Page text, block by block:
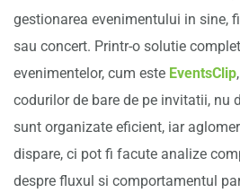
gestionarea evenimentului in sine,
sau concert. Printr-o solutie
evenimentelor, cum este EventsClip
codurilor de bare de pe invitatii, nu
sunt organizate eficient, iar
dispare, ci pot fi facute analize
despre fluxul si comportamentul